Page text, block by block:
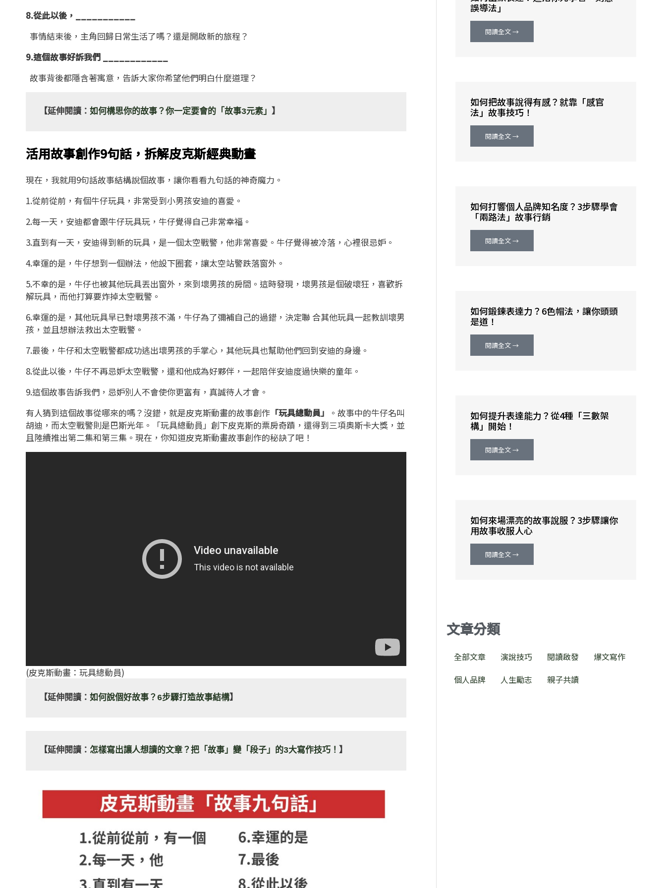
8.從此以後，___________
事情結束後，主角回歸日常生活了嗎？還是開啟新的旅程？
9.這個故事好訴我們 ____________
故事背後都隱含著寓意，告訴大家你希望他們明白什麼道理？
【延伸閱讀：如何構思你的故事？你一定要會的「故事3元素」】
活用故事創作9句話，拆解皮克斯經典動畫
現在，我就用9句話故事結構說個故事，讓你看看九句話的神奇魔力。
1.從前從前，有個牛仔玩具，非常受到小男孩安迪的喜愛。
2.每一天，安迪都會跟牛仔玩具玩，牛仔覺得自己非常幸福。
3.直到有一天，安迪得到新的玩具，是一個太空戰警，他非常喜愛。牛仔覺得被冷落，心裡很忌妒。
4.幸運的是，牛仔想到一個辦法，他設下圈套，讓太空站警跌落窗外。
5.不幸的是，牛仔也被其他玩具丟出窗外，來到壞男孩的房間。這時發現，壞男孩是個破壞狂，喜歡拆
解玩具，而他打算要炸掉太空戰警。
6.幸運的是，其他玩具早已對壞男孩不滿，牛仔為了彌補自己的過錯，決定聯 合其他玩具一起教訓壞男
孩，並且想辦法救出太空戰警。
7.最後，牛仔和太空戰警都成功逃出壞男孩的手掌心，其他玩具也幫助他們回到安迪的身邊。
8.從此以後，牛仔不再忌妒太空戰警，還和他成為好夥伴，一起陪伴安迪度過快樂的童年。
9.這個故事告訴我們，忌妒別人不會使你更富有，真誠待人才會。
有人猜到這個故事從哪來的嗎？沒錯，就是皮克斯動畫的故事創作 「玩具總動員」
。故事中的牛仔名叫
胡迪，而太空戰警則是巴斯光年。「玩具總動員」創下皮克斯的票房奇蹟，還得到三項奧斯卡大獎，並
且陸續推出第二集和第三集。現在，你知道皮克斯動畫故事創作的秘訣了吧！
(皮克斯動畫：玩具總動員)
【延伸閱讀：如何說個好故事？6步驟打造故事結構】
【延伸閱讀： 怎樣寫出讓人想讀的文章？把「故事」變「段子」的3大寫作技巧！】
誤導法」
閱讀全文 →
如何把故事說得有感？就靠「感官
法」故事技巧！
閱讀全文 →
如何打響個人品牌知名度？3步驟學會
「兩路法」故事行銷
閱讀全文 →
如何鍛鍊表達力？6色帽法，讓你頭頭
是道！
閱讀全文 →
如何提升表達能力？從4種「三數架
構」開始！
閱讀全文 →
如何來場漂亮的故事說服？3步驟讓你
用故事收服人心
閱讀全文 →
文章分類
全部文章 演說技巧 閱讀啟發
爆文寫作
個人品牌
人生勵志 親子共讀